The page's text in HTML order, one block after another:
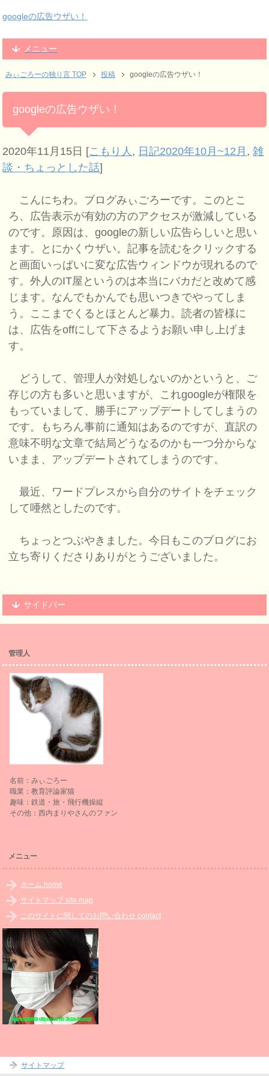
googleの広告ウザい！
メニュー
みぃごろーの独り言 TOP 投稿 googleの広告ウザい！
googleの広告ウザい！
2020年11月15日 [こもり人 , 日記2020年10月~12月 ,雑
談・ちょっとした話]
こんにちわ。ブログみぃごろーです。このとこ
ろ、広告表示が有効の方のアクセスが激減している
のです。原因は、googleの新しい広告らしいと思い
ます。とにかくウザい。記事を読むをクリックする
と画面いっぱいに変な広告ウィンドウが現れるので
す。外人のIT屋というのは本当にバカだと改めて感
じます。なんでもかんでも思いつきでやってしま
う。ここまでくるとほとんど暴力。読者の皆様に
は、広告をoffにして下さるようお願い申し上げま
す。
どうして、管理人が対処しないのかというと、ご
存じの方も多いと思いますが、これgoogleが権限を
もっていまして、勝手にアップデートしてしまうの
です。もちろん事前に通知はあるのですが、直訳の
意味不明な文章で結局どうなるのかも一つ分からな
いまま、アップデートされてしまうのです。
最近、ワードプレスから自分のサイトをチェック
して唖然としたのです。
ちょっとつぶやきました。今日もこのブログにお
立ち寄りくださりありがとうございました。
サイドバー
管理人
名前：みぃごろー
職業：教育評論家猫
趣味：鉄道・旅・飛行機操縦
その他：西内まりやさんのファン
メニュー
ホーム home
サイトマップ site map
このサイトに関してのお問い合わせ contact
サイトマップ